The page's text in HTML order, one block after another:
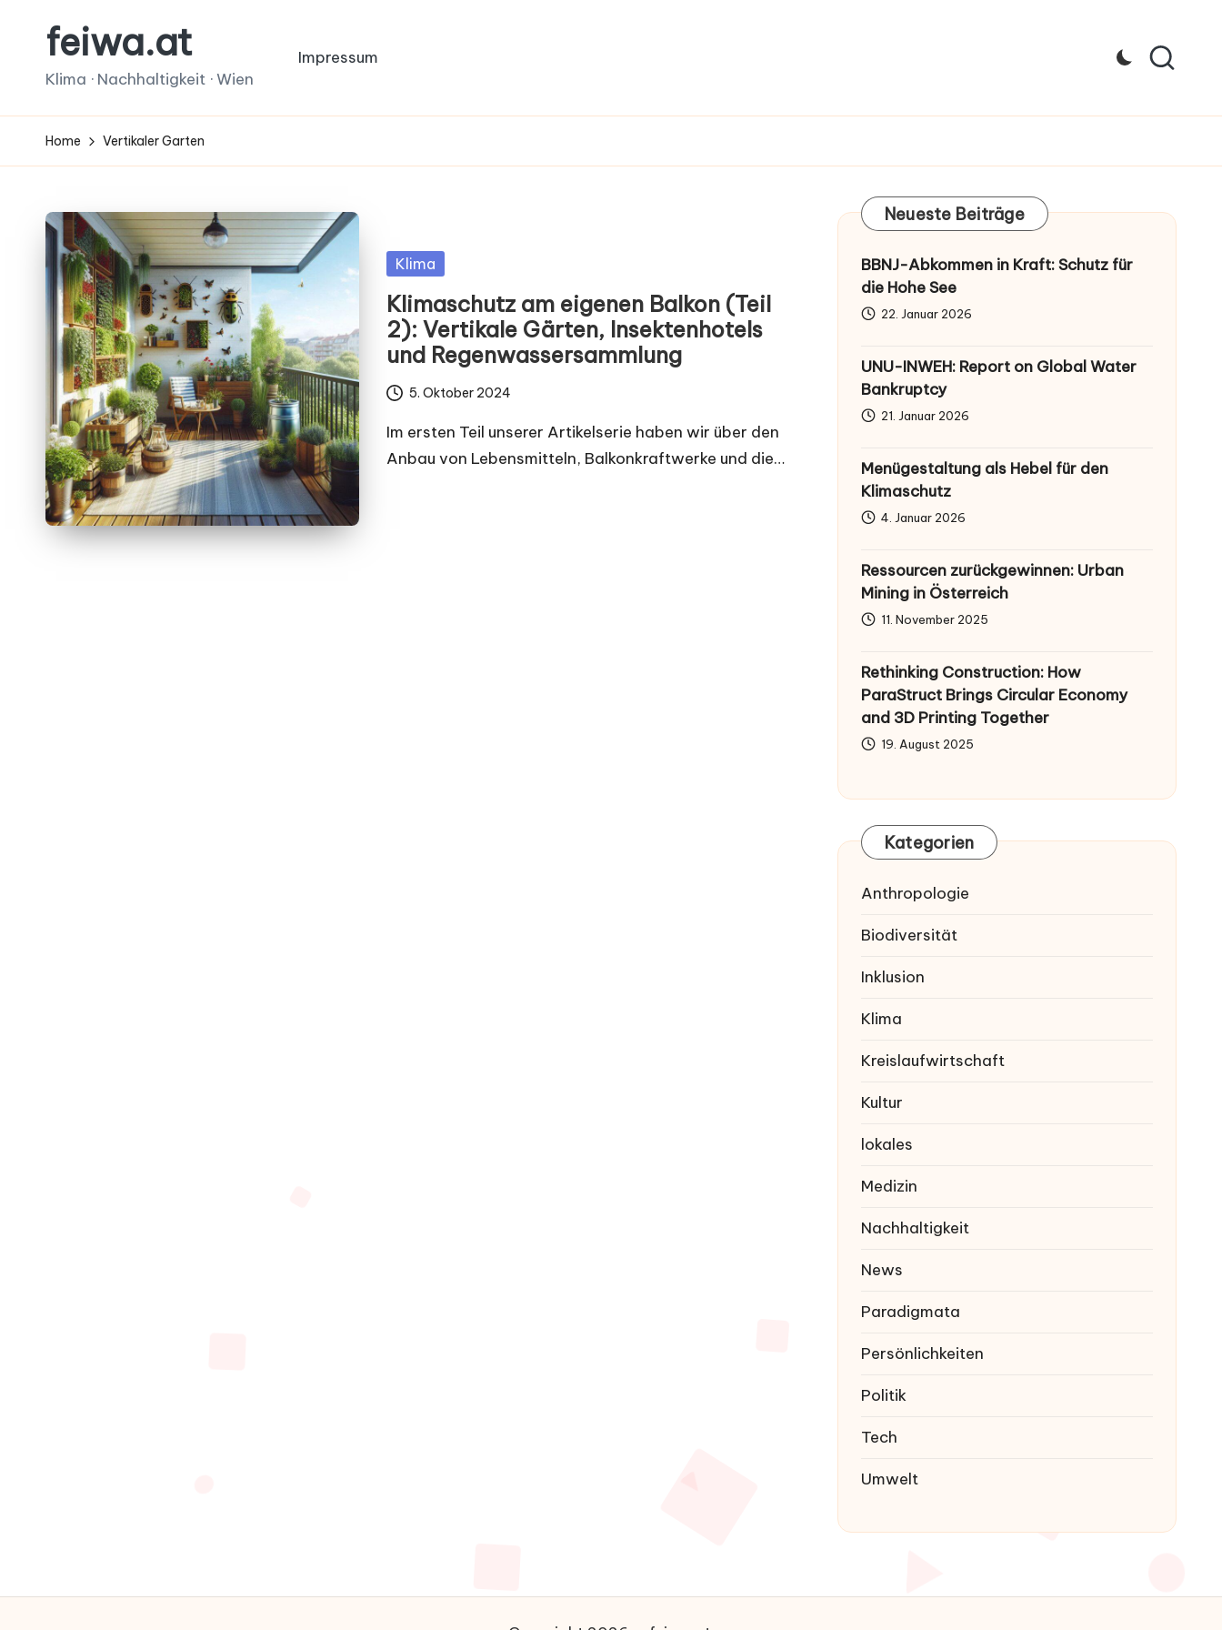
feiwa.at
Klima · Nachhaltigkeit · Wien
Impressum
Home Vertikaler Garten
Posted
Klima
Klimaschutz am eigenen Balkon (Teil
2): Vertikale Gärten, Insektenhotels
und Regenwassersammlung
5. Oktober 2024
Im ersten Teil unserer Artikelserie haben wir über den
Anbau von Lebensmitteln, Balkonkraftwerke und die…
Neueste Beiträge
BBNJ-Abkommen in Kraft: Schutz für
die Hohe See
22. Januar 2026
UNU-INWEH: Report on Global Water
Bankruptcy
21. Januar 2026
Menügestaltung als Hebel für den
Klimaschutz
4. Januar 2026
Ressourcen zurückgewinnen: Urban
Mining in Österreich
11. November 2025
Rethinking Construction: How
ParaStruct Brings Circular Economy
and 3D Printing Together
19. August 2025
Kategorien
Anthropologie
Biodiversität
Inklusion
Klima
Kreislaufwirtschaft
Kultur
lokales
Medizin
Nachhaltigkeit
News
Paradigmata
Persönlichkeiten
Politik
Tech
Umwelt